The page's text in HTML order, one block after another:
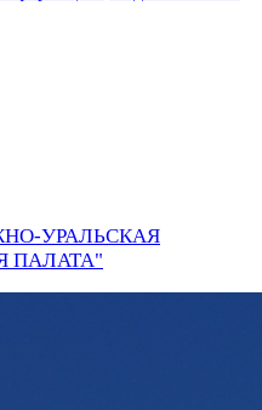
УРАЛЬСКАЯ
ПАЛАТА"